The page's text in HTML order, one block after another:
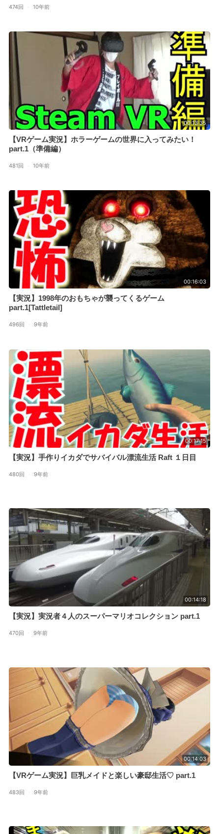
474回 · 10年前
00:13:35
【VRゲーム実況】ホラーゲームの世界に入ってみたい！
part.1（準備編）
481回 · 10年前
00:16:03
【実況】1998年のおもちゃが襲ってくるゲーム
part.1[Tattletail]
496回 · 9年前
00:17:15
【実況】手作りイカダでサバイバル漂流生活 Raft １日目
480回 · 9年前
00:14:18
【実況】実況者４人のスーパーマリオコレクション part.1
470回 · 9年前
00:14:03
【VRゲーム実況】巨乳メイドと楽しい豪邸生活♡ part.1
483回 · 9年前